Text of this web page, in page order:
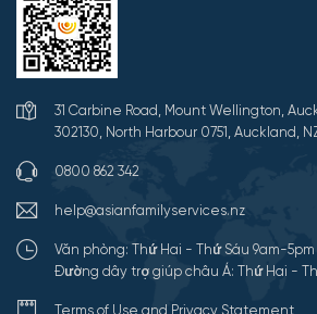
31 Carbine Road, Mount Wellington,
302130, North Harbour 0751, Auckland,
0800 862 342
help@asianfamilyservices.nz
Văn phòng: Thứ Hai - Thứ Sáu 9am-5pm
Đường dây trợ giúp châu Á: Thứ Hai -
Terms of Use and Privacy Statement